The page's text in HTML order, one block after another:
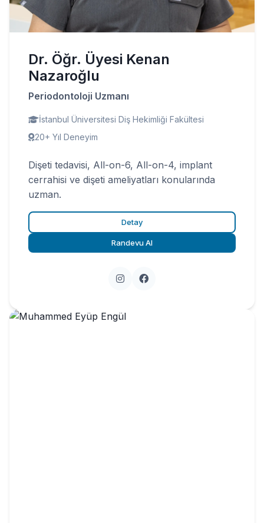
Dr. Öğr. Üyesi Kenan
Nazaroğlu
Periodontoloji Uzmanı
İstanbul Üniversitesi Diş Hekimliği Fakültesi
20+ Yıl Deneyim
Dişeti tedavisi, All-on-6, All-on-4, implant
cerrahisi ve dişeti ameliyatları konularında
uzman.
Detay
Randevu Al